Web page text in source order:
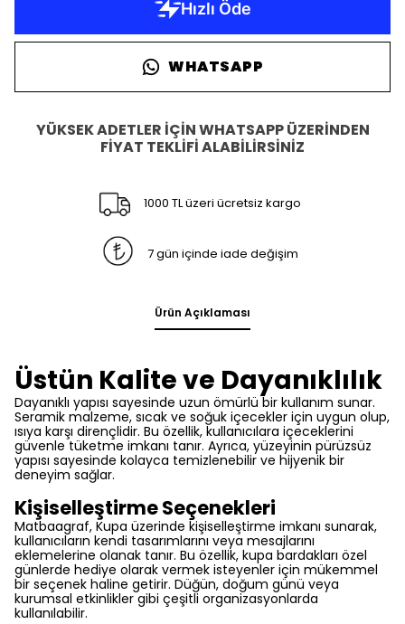
WHATSAPP
YÜKSEK ADETLER İÇİN WHATSAPP ÜZERİNDEN
FİYAT TEKLİFİ ALABİLİRSİNİZ
1000 TL üzeri ücretsiz kargo
7 gün içinde iade değişim
Ürün Açıklaması
Üstün Kalite ve Dayanıklılık
Dayanıklı yapısı sayesinde uzun ömürlü bir kullanım sunar.
Seramik malzeme, sıcak ve soğuk içecekler için uygun olup,
ısıya karşı dirençlidir. Bu özellik, kullanıcılara içeceklerini
güvenle tüketme imkanı tanır. Ayrıca, yüzeyinin pürüzsüz
yapısı sayesinde kolayca temizlenebilir ve hijyenik bir
deneyim sağlar.
Kişiselleştirme Seçenekleri
Matbaagraf, Kupa üzerinde kişiselleştirme imkanı sunarak,
kullanıcıların kendi tasarımlarını veya mesajlarını
eklemelerine olanak tanır. Bu özellik, kupa bardakları özel
günlerde hediye olarak vermek isteyenler için mükemmel
bir seçenek haline getirir. Düğün, doğum günü veya
kurumsal etkinlikler gibi çeşitli organizasyonlarda
kullanılabilir.